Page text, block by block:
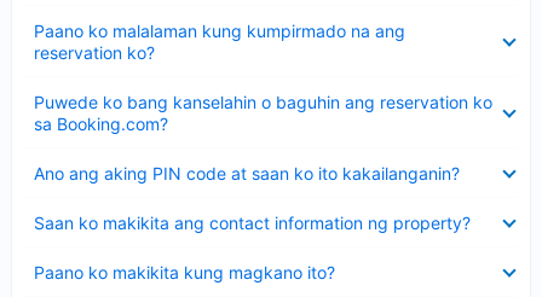
Paano ko malalaman kung kumpirmado na ang
reservation ko?
ang
sagot
Puwede ko bang kanselahin o baguhin ang reservation ko
sa Booking.com?
ang
sagot
Ano ang aking PIN code at saan ko ito kakailanganin?
ang
Saan ko makikita ang contact information ng property?
ang
Paano ko makikita kung magkano ito?
ang